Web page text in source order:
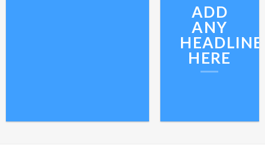
ADD
ANY
HEADLINE
HERE